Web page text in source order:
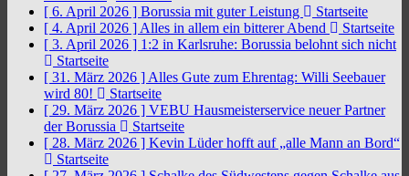
[ 6. April 2026 ] Borussia mit guter Leistung
Startseite
[ 4. April 2026 ] Alles in allem ein bitterer Abend
Startseite
[ 3. April 2026 ] 1:2 in Karlsruhe: Borussia belohnt sich nicht
Startseite
[ 31. März 2026 ] Alles Gute zum Ehrentag: Willi Seebauer
wird 80!
Startseite
[ 29. März 2026 ] VEBU Hausmeisterservice neuer Partner
der Borussia
Startseite
[ 28. März 2026 ] Kevin Lüder hofft auf „alle Mann an Bord“
Startseite